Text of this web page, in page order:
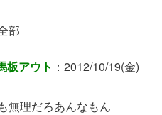
部
板アウト ：2012/10/19(金)
無理だろあんなもん